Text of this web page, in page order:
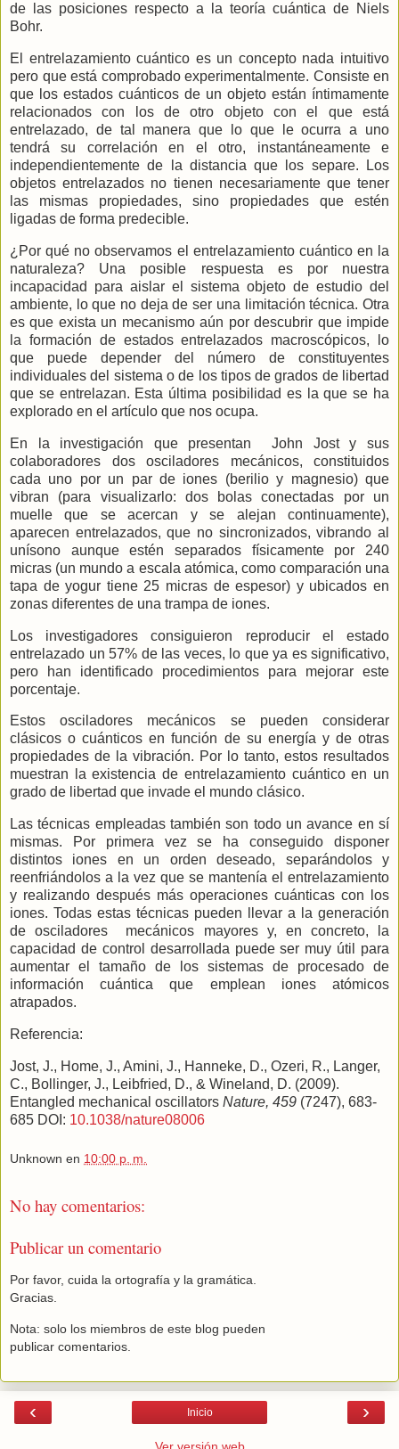
de las posiciones respecto a la teoría cuántica de Niels
Bohr.
El entrelazamiento cuántico es un concepto nada intuitivo
pero que está comprobado experimentalmente. Consiste en
que los estados cuánticos de un objeto están íntimamente
relacionados con los de otro objeto con el que está
entrelazado, de tal manera que lo que le ocurra a uno
tendrá su correlación en el otro, instantáneamente e
independientemente de la distancia que los separe. Los
objetos entrelazados no tienen necesariamente que tener
las mismas propiedades, sino propiedades que estén
ligadas de forma predecible.
¿Por qué no observamos el entrelazamiento cuántico en la
naturaleza? Una posible respuesta es por nuestra
incapacidad para aislar el sistema objeto de estudio del
ambiente, lo que no deja de ser una limitación técnica. Otra
es que exista un mecanismo aún por descubrir que impide
la formación de estados entrelazados macroscópicos, lo
que puede depender del número de constituyentes
individuales del sistema o de los tipos de grados de libertad
que se entrelazan. Esta última posibilidad es la que se ha
explorado en el artículo que nos ocupa.
En la investigación que presentan
John Jost y sus
colaboradores dos osciladores mecánicos, constituidos
cada uno por un par de iones (berilio y magnesio) que
vibran (para visualizarlo: dos bolas conectadas por un
muelle que se acercan y se alejan continuamente),
aparecen entrelazados, que no sincronizados, vibrando al
unísono aunque estén separados físicamente por 240
micras (un mundo a escala atómica, como comparación una
tapa de yogur tiene 25 micras de espesor) y ubicados en
zonas diferentes de una trampa de iones.
Los investigadores consiguieron reproducir el estado
entrelazado un 57% de las veces, lo que ya es significativo,
pero han identificado procedimientos para mejorar este
porcentaje.
Estos osciladores mecánicos se pueden considerar
clásicos o cuánticos en función de su energía y de otras
propiedades de la vibración. Por lo tanto, estos resultados
muestran la existencia de entrelazamiento cuántico en un
grado de libertad que invade el mundo clásico.
Las técnicas empleadas también son todo un avance en sí
mismas. Por primera vez se ha conseguido disponer
distintos iones en un orden deseado, separándolos y
reenfriándolos a la vez que se mantenía el entrelazamiento
y realizando después más operaciones cuánticas con los
iones. Todas estas técnicas pueden llevar a la generación
de osciladores
mecánicos mayores y, en concreto, la
capacidad de control desarrollada puede ser muy útil para
aumentar el tamaño de los sistemas de procesado de
información cuántica que emplean iones atómicos
atrapados.
Referencia:
Jost, J., Home, J., Amini, J., Hanneke, D., Ozeri, R., Langer,
C., Bollinger, J., Leibfried, D., & Wineland, D. (2009).
Entangled mechanical oscillators Nature, 459 (7247), 683-
685 DOI: 10.1038/nature08006
Unknown en 10:00 p. m.
No hay comentarios:
Publicar un comentario
Por favor, cuida la ortografía y la gramática.
Gracias.
Nota: solo los miembros de este blog pueden
publicar comentarios.
‹ ›
Inicio